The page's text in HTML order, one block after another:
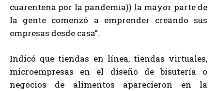
cuarentena por la pandemia)) la mayor parte de
la gente comenzó a emprender creando sus
empresas desde casa”.
Indicó que tiendas en línea, tiendas virtuales,
microempresas en el diseño de bisutería o
negocios de alimentos aparecieron en la